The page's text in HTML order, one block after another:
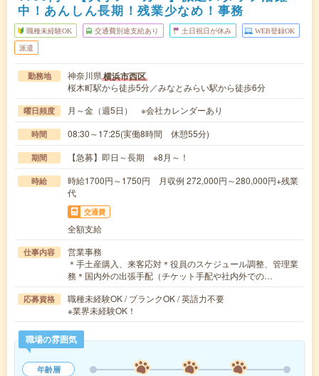
中！あんしん長期！残業少なめ！事務
職種未経験OK 交通費別途支給あり 土日祝日が休み WEB登録OK
派遣
勤務地 神奈川県横浜市西区
桜木町駅から徒歩5分／みなとみらい駅から徒歩6分
曜日頻度 月～金（週5日） ※会社カレンダーあり
時間 08:30～17:25(実働8時間 休憩55分)
期間 【急募】即日～長期 ※8月～！
時給
時給1700円～1750円 月収例 272,000円～280,000円+残業
代
交通費
全額支給
仕事内容
営業事務
＊手土産購入、来客応対＊役員のスケジュール調整、管理業
務＊国内外の出張手配（チケット手配や社内外での…
応募資格
職種未経験OK / ブランクOK / 英語力不要
※業界未経験OK！
職場の雰囲気
年齢層